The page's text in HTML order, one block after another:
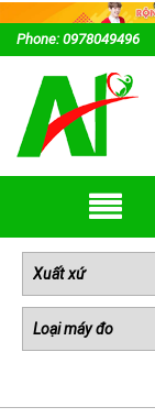
Phone: 0978049496